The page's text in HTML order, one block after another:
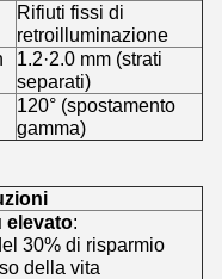
Rifiuti fissi di
retroilluminazione
1.2·2.0 mm (strati
separati)
120° (spostamento
gamma)
elevato:
30% di risparmio
della vita